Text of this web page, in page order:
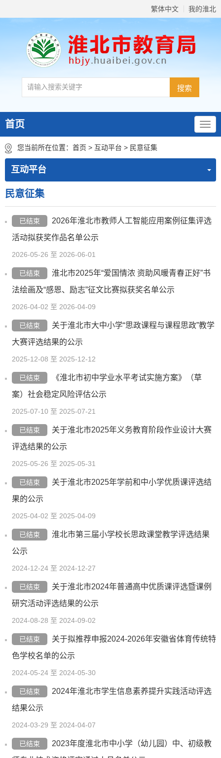
繁体中文 我的淮北
首页
您当前所在位置： 首页 > 互动平台 > 民意征集
互动平台
民意征集
已结束
2026年淮北市教师人工智能应用案例征集评选
活动拟获奖作品名单公示
2026-05-26 至 2026-06-01
已结束
淮北市2025年“爱国情浓 资助风暖青春正好”书
法绘画及“感恩、励志”征文比赛拟获奖名单公示
2026-04-02 至 2026-04-09
已结束
关于淮北市大中小学“思政课程与课程思政”教学
大赛评选结果的公示
2025-12-08 至 2025-12-12
已结束
《淮北市初中学业水平考试实施方案》（草
案）社会稳定风险评估公示
2025-07-10 至 2025-07-21
已结束
关于淮北市2025年义务教育阶段作业设计大赛
评选结果的公示
2025-05-26 至 2025-05-31
已结束
关于淮北市2025年学前和中小学优质课评选结
果的公示
2025-04-02 至 2025-04-09
已结束
淮北市第三届小学校长思政课堂教学评选结果
公示
2024-12-24 至 2024-12-27
已结束
关于淮北市2024年普通高中优质课评选暨课例
研究活动评选结果的公示
2024-08-28 至 2024-09-02
已结束
关于拟推荐申报2024-2026年安徽省体育传统特
色学校名单的公示
2024-05-24 至 2024-05-30
已结束
2024年淮北市学生信息素养提升实践活动评选
结果公示
2024-03-29 至 2024-04-07
已结束
2023年度淮北市中小学（幼儿园）中、初级教